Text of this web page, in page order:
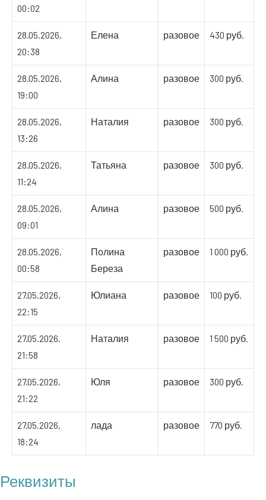
00:02
28.05.2026,
20:38
Елена разовое 430 руб.
28.05.2026,
19:00
Алина разовое 300 руб.
28.05.2026,
13:26
Наталия разовое 300 руб.
28.05.2026,
11:24
Татьяна разовое 300 руб.
28.05.2026,
09:01
Алина разовое 500 руб.
28.05.2026,
00:58
Полина
Береза
разовое 1 000 руб.
27.05.2026,
22:15
Юлиана разовое 100 руб.
27.05.2026,
21:58
Наталия разовое 1 500 руб.
27.05.2026,
21:22
Юля разовое 300 руб.
27.05.2026,
18:24
лада разовое 770 руб.
Реквизиты